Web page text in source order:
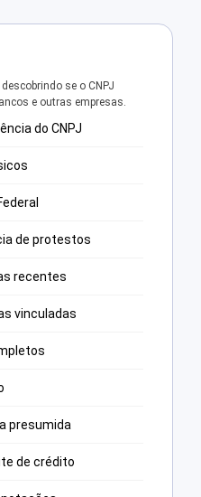
se o CNPJ
e outras empresas.
do CNPJ
de protestos
recentes
vinculadas
presumida
de crédito